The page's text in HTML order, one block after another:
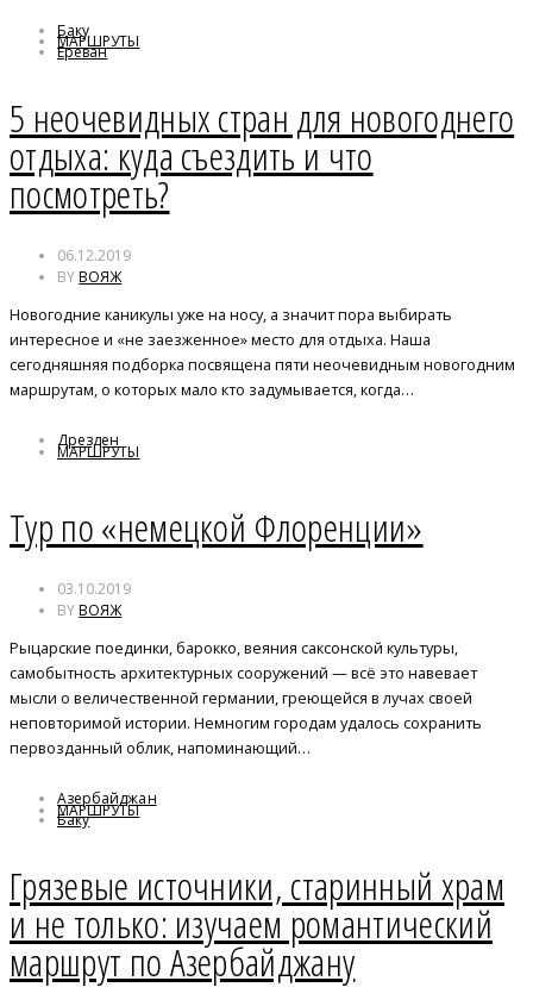
МАРШРУТЫ
Баку
Ереван
Таллин
Тбилиси
5 неочевидных стран для новогоднего
отдыха: куда съездить и что
посмотреть?
06.12.2019
BYВОЯЖ
Новогодние каникулы уже на носу, а значит пора выбирать
интересное и «не заезженное» место для отдыха. Наша
сегодняшняя подборка посвящена пяти неочевидным новогодним
маршрутам, о которых мало кто задумывается, когда…
МАРШРУТЫ
Дрезден
Тур по «немецкой Флоренции»
03.10.2019
BYВОЯЖ
Рыцарские поединки, барокко, веяния саксонской культуры,
самобытность архитектурных сооружений — всё это навевает
мысли о величественной германии, греющейся в лучах своей
неповторимой истории. Немногим городам удалось сохранить
первозданный облик, напоминающий…
МАРШРУТЫ
Азербайджан
Баку
Грязевые источники, старинный храм
и не только: изучаем романтический
маршрут по Азербайджану